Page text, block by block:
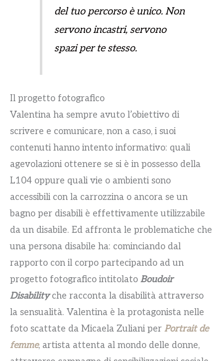
del tuo percorso è unico. Non
servono incastri, servono
spazi per te stesso.
Il progetto fotografico
Valentina ha sempre avuto l’obiettivo di
scrivere e comunicare, non a caso, i suoi
contenuti hanno intento informativo: quali
agevolazioni ottenere se si è in possesso della
L104 oppure quali vie o ambienti sono
accessibili con la carrozzina o ancora se un
bagno per disabili è effettivamente utilizzabile
da un disabile. Ed affronta le problematiche che
una persona disabile ha: cominciando dal
rapporto con il corpo partecipando ad un
progetto fotografico intitolato Boudoir
Disability che racconta la disabilità attraverso
la sensualità. Valentina è la protagonista nelle
foto scattate da Micaela Zuliani per Portrait de
femme, artista attenta al mondo delle donne,